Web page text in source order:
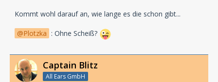
Kommt wohl darauf an, wie lange es die schon gibt...
Plotzka : Ohne Scheiß?
Captain Blitz
All Ears GmbH